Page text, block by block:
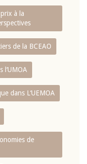
à la
de la BCEAO
l‘UMOA
dans L‘UEMOA
de